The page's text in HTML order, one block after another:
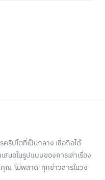
ริปโตที่เป็นกลาง เชื่อถือได้
สนอในรูปแบบของการเล่าเรื่อง
คุณ 'ไม่พลาด' ทุกข่าวสารในวง